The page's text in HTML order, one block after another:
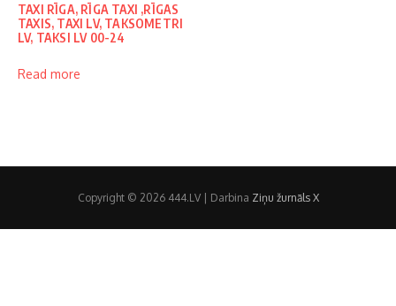
TAXI RĪGA, RĪGA TAXI ,RĪGAS
TAXIS, TAXI LV, TAKSOMETRI
LV, TAKSI LV 00-24
Read more
Copyright © 2026 444.LV | Darbina Ziņu žurnāls X